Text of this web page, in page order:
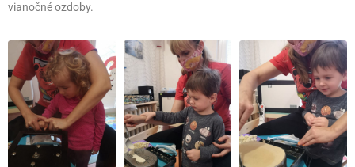
vianočné ozdoby.